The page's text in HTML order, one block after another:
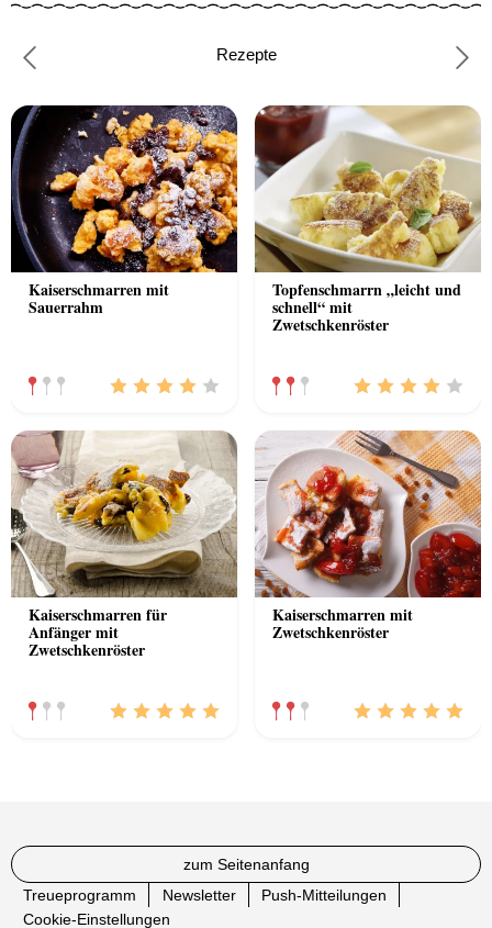
Rezepte
Kaiserschmarren mit
Sauerrahm
Topfenschmarrn „leicht und
schnell“ mit
Zwetschkenröster
Kaiserschmarren für
Anfänger mit
Zwetschkenröster
Kaiserschmarren mit
Zwetschkenröster
zum Seitenanfang
Treueprogramm
Newsletter
Push-Mitteilungen
Cookie-Einstellungen